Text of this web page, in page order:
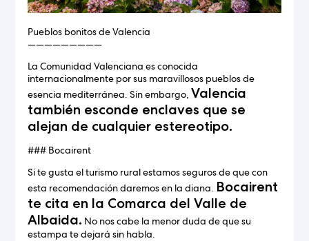
Pueblos bonitos de Valencia
—————————
La Comunidad Valenciana es conocida
internacionalmente por sus maravillosos pueblos de
esencia mediterránea. Sin embargo, Valencia
también esconde enclaves que se
alejan de cualquier estereotipo.
### Bocairent
Si te gusta el turismo rural estamos seguros de que con
esta recomendación daremos en la diana. Bocairent
te cita en la Comarca del Valle de
Albaida. No nos cabe la menor duda de que su
estampa te dejará sin habla.